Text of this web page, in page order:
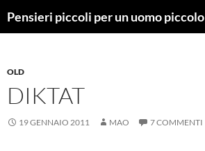
Pensieri piccoli per un uomo piccolo
OLD
DIKTAT
19 GENNAIO 2011 MAO 7 COMMENTI